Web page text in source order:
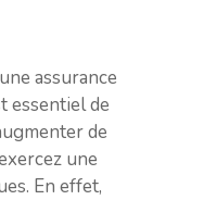
assurance
essentiel de
de
une
En effet,